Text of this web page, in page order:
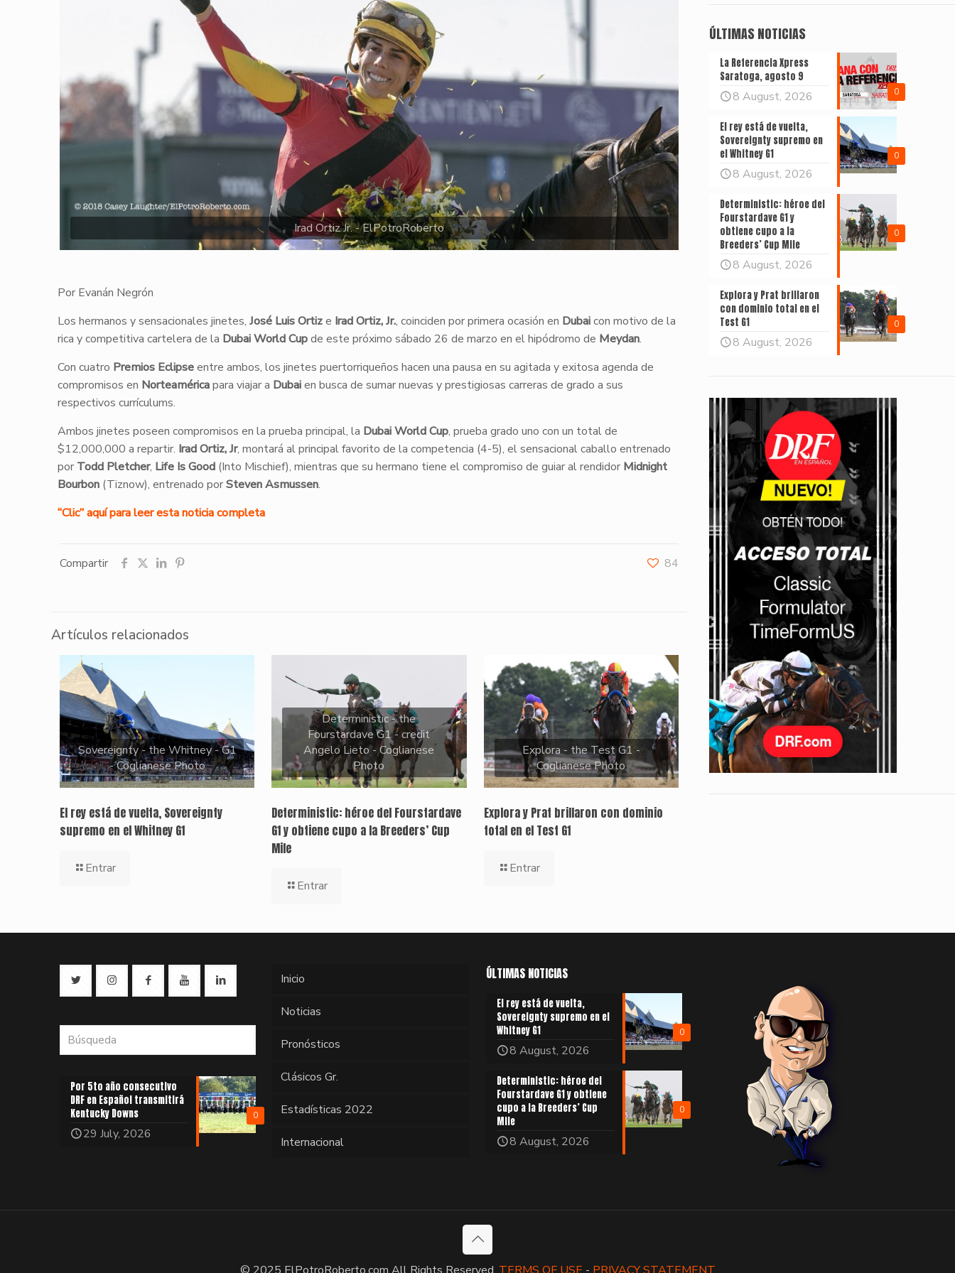
Irad Ortiz Jr. - ElPotroRoberto
Por Evanán Negrón
Los hermanos y sensacionales jinetes, José Luis Ortize Irad Ortiz, Jr., coinciden por primera ocasión en Dubaicon motivo de la
rica y competitiva cartelera de la Dubai World Cupde este próximo sábado 26 de marzo en el hipódromo de Meydan.
Con cuatro Premios Eclipseentre ambos, los jinetes puertorriqueños hacen una pausa en su agitada y exitosa agenda de
compromisos en Norteaméricapara viajar a Dubaien busca de sumar nuevas y prestigiosas carreras de grado a sus
respectivos currículums.
Ambos jinetes poseen compromisos en la prueba principal, la Dubai World Cup, prueba grado uno con un total de
$12,000,000 a repartir. Irad Ortiz, Jr, montará al principal favorito de la competencia (4-5), el sensacional caballo entrenado
por Todd Pletcher, Life Is Good(Into Mischief), mientras que su hermano tiene el compromiso de guiar al rendidor Midnight
Bourbon(Tiznow), entrenado porSteven Asmussen.
“Clic” aquí para leer esta noticia completa
Compartir 84
Artículos relacionados
Sovereignty - the Whitney - G1
- Coglianese Photo
El rey está de vuelta, Sovereignty
supremo en el Whitney G1
Entrar
Deterministic - the
Fourstardave G1 - credit
Angelo Lieto - Coglianese
Photo
Deterministic: héroe del Fourstardave
G1 y obtiene cupo a la Breeders’ Cup
Mile
Entrar
Explora - the Test G1 -
Coglianese Photo
Explora y Prat brillaron con dominio
total en el Test G1
Entrar
ÚLTIMAS NOTICIAS
0
La Referencia Xpress
Saratoga, agosto 9
8 August, 2026
0
El rey está de vuelta,
Sovereignty supremo en
el Whitney G1
8 August, 2026
0
Deterministic: héroe del
Fourstardave G1 y
obtiene cupo a la
Breeders’ Cup Mile
8 August, 2026
0
Explora y Prat brillaron
con dominio total en el
Test G1
8 August, 2026
0
Por 5to año consecutivo
DRF en Español transmitirá
Kentucky Downs
29 July, 2026
Inicio
Noticias
Pronósticos
Clásicos Gr.
Estadísticas 2022
Internacional
ÚLTIMAS NOTICIAS
0
El rey está de vuelta,
Sovereignty supremo en el
Whitney G1
8 August, 2026
0
Deterministic: héroe del
Fourstardave G1 y obtiene
cupo a la Breeders’ Cup
Mile
8 August, 2026